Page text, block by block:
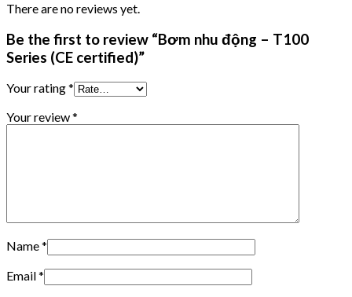
There are no reviews yet.
Be the first to review “Bơm nhu động – T100
Series (CE certified)”
Your rating*
Your review*
Name*
Email*